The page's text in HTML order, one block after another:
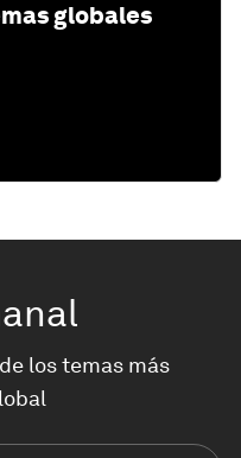
globales
los temas más